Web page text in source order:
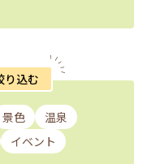
り込む
景色
温泉
イベント